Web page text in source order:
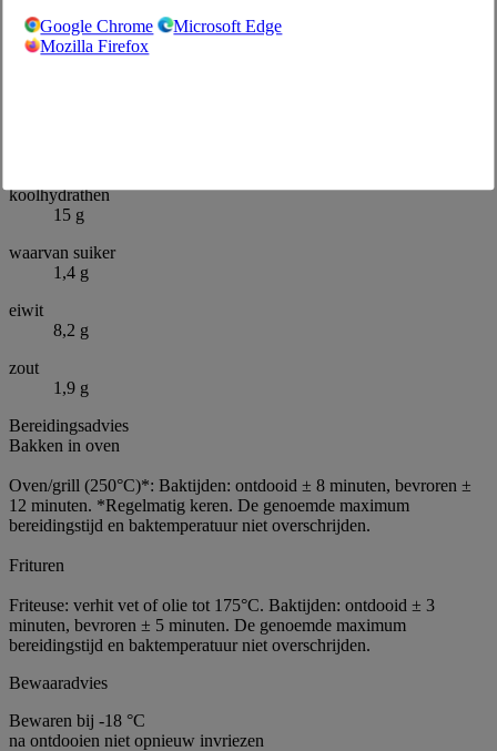
Google Chrome
Microsoft Edge
Mozilla Firefox
energie - kcal
193 kcal
koolhydrathen
15 g
waarvan suiker
1,4 g
eiwit
8,2 g
zout
1,9 g
Bereidingsadvies
Bakken in oven
Oven/grill (250°C)*: Baktijden: ontdooid ± 8 minuten, bevroren ±
12 minuten. *Regelmatig keren. De genoemde maximum
bereidingstijd en baktemperatuur niet overschrijden.
Frituren
Friteuse: verhit vet of olie tot 175°C. Baktijden: ontdooid ± 3
minuten, bevroren ± 5 minuten. De genoemde maximum
bereidingstijd en baktemperatuur niet overschrijden.
Bewaaradvies
Bewaren bij -18 °C
na ontdooien niet opnieuw invriezen